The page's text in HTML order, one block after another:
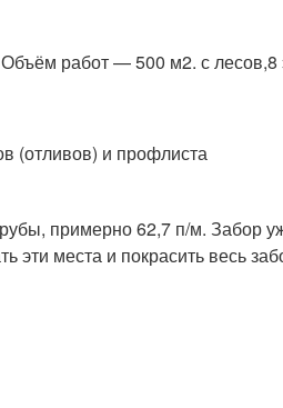
работ — 500 м2. с лесов,8
(отливов) и профлиста
примерно 62,7 п/м. Забор
эти места и покрасить весь